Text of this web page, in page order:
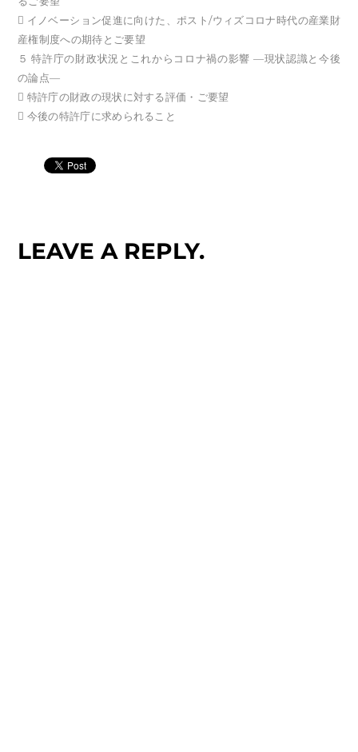
 イノベーション促進に向けた、ポスト/ウィズコロナ時代の産業財
産権制度への期待とご要望
５ 特許庁の財政状況とこれからコロナ禍の影響 ―現状認識と今後
の論点―
 特許庁の財政の現状に対する評価・ご要望
 今後の特許庁に求められること
LEAVE A REPLY.